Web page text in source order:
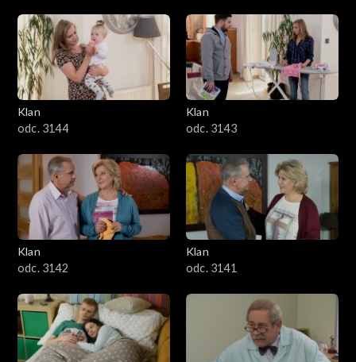
Klan
odc. 3144
Klan
odc. 3143
Klan
odc. 3142
Klan
odc. 3141